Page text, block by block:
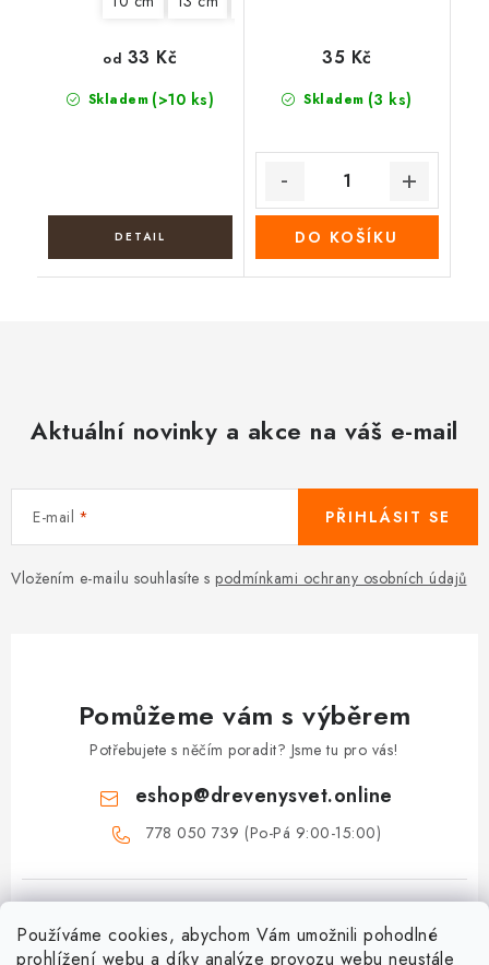
Používáme cookies, abychom Vám umožnili pohodlné
prohlížení webu a díky analýze provozu webu neustále
Skladem (>10 ks)
od 33 Kč
Skladem (3 ks)
35 Kč
DO KOŠÍKU
Aktuální novinky a akce na váš e-mail
E-mail
Vložením e-mailu souhlasíte s podmínkami ochrany osobních údajů
PŘIHLÁSIT SE
Pomůžeme vám s výběrem
Potřebujete s něčím poradit? Jsme tu pro vás!
eshop@drevenysvet.online
778 050 739 (Po-Pá 9:00-15:00)